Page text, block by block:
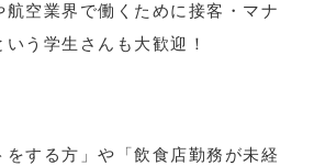
航空業界で働くために接客・マナ
う学生さんも大歓迎！
をする方」や「飲食店勤務が未経